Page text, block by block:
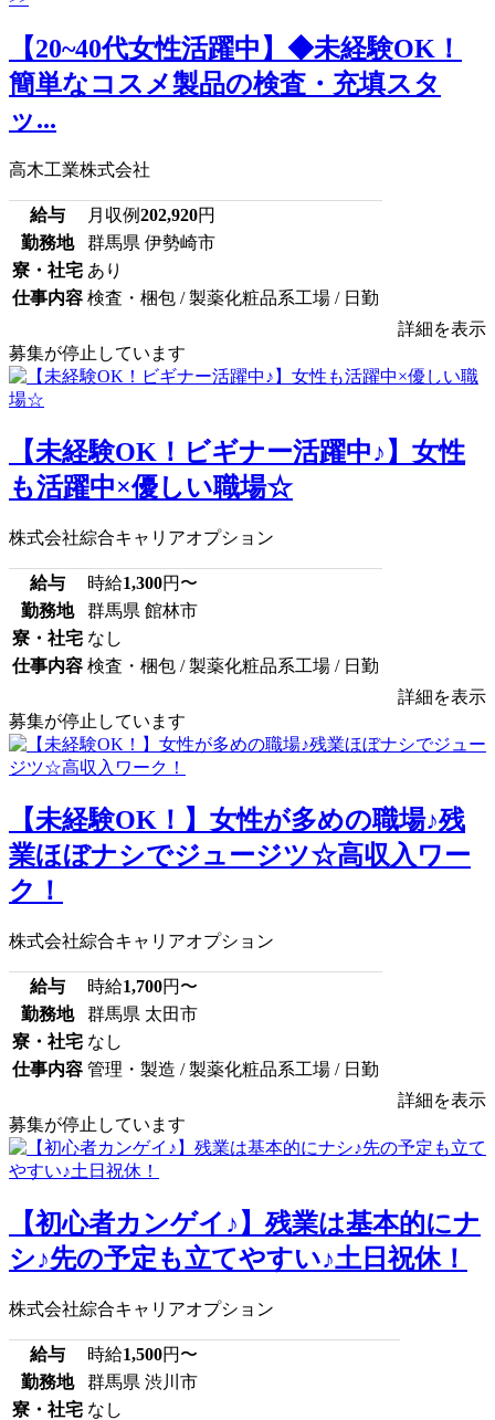
【20~40代女性活躍中】◆未経験OK！
簡単なコスメ製品の検査・充填スタ
ッ...
高木工業株式会社
給与 月収例202,920円
勤務地
群馬県 伊勢崎市
寮・社宅 あり
仕事内容 検査・梱包 / 製薬化粧品系工場 / 日勤
詳細を表示
募集が停止しています
【未経験OK！ビギナー活躍中♪】女性
も活躍中×優しい職場☆
株式会社綜合キャリアオプション
給与 時給1,300円〜
勤務地
群馬県 館林市
寮・社宅 なし
仕事内容 検査・梱包 / 製薬化粧品系工場 / 日勤
詳細を表示
募集が停止しています
【未経験OK！】女性が多めの職場♪残
業ほぼナシでジュージツ☆高収入ワー
ク！
株式会社綜合キャリアオプション
給与 時給1,700円〜
勤務地
群馬県 太田市
寮・社宅 なし
仕事内容 管理・製造 / 製薬化粧品系工場 / 日勤
詳細を表示
募集が停止しています
【初心者カンゲイ♪】残業は基本的にナ
シ♪先の予定も立てやすい♪土日祝休！
株式会社綜合キャリアオプション
給与 時給1,500円〜
勤務地
群馬県 渋川市
寮・社宅 なし